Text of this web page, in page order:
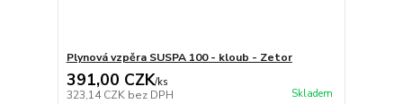
Plynová vzpěra SUSPA 100 - kloub - Zetor
391,00 CZK/ks
323,14 CZK bez DPH Skladem